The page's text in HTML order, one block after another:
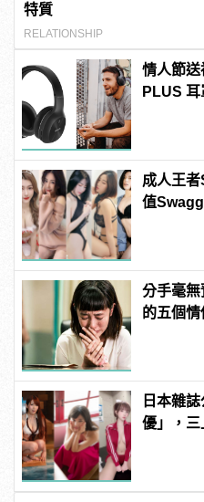
特質
RELATIONSHIP
情人節
PLUS
成人王
值
分手毫無
的五個情
日本雜
優」，三